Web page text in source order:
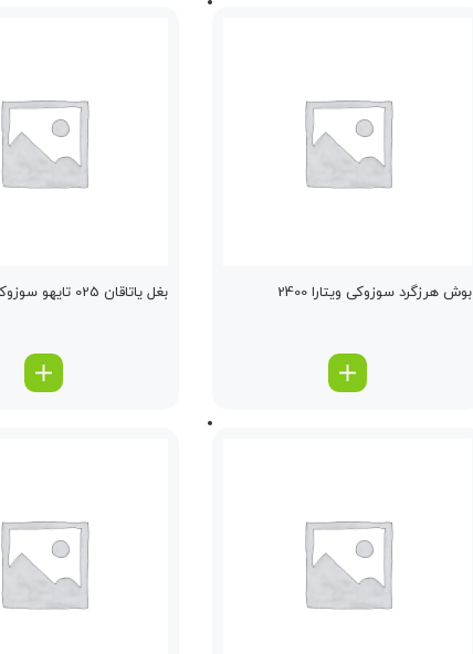
بوش هرزگرد سوزوکی ویتارا 2400 بغل یاتاقان 025 تایهو سوزوکی ویتارا 2400